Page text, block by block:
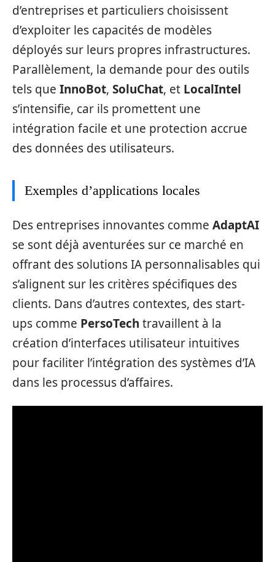
d’entreprises et particuliers choisissent
d’exploiter les capacités de modèles
déployés sur leurs propres infrastructures.
Parallèlement, la demande pour des outils
tels que InnoBot, SoluChat, et LocalIntel
s’intensifie, car ils promettent une
intégration facile et une protection accrue
des données des utilisateurs.
Exemples d’applications locales
Des entreprises innovantes comme AdaptAI
se sont déjà aventurées sur ce marché en
offrant des solutions IA personnalisables qui
s’alignent sur les critères spécifiques des
clients. Dans d’autres contextes, des start-
ups comme PersoTech travaillent à la
création d’interfaces utilisateur intuitives
pour faciliter l’intégration des systèmes d’IA
dans les processus d’affaires.